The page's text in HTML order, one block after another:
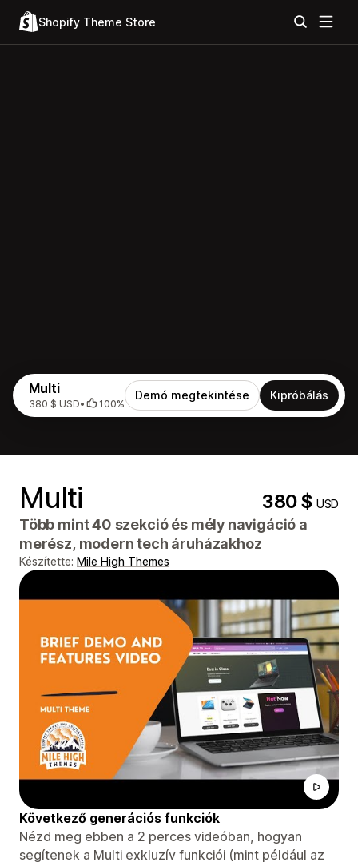
Shopify Theme Store
Multi
380 $ USD• 100%
Demó megtekintése Kipróbálás
Multi 380 $USD
Több mint 40 szekció és mély navigáció a
merész, modern tech áruházakhoz
Készítette: Mile High Themes
Következő generációs funkciók
Nézd meg ebben a 2 perces videóban, hogyan
segítenek a Multi exkluzív funkciói (mint például az